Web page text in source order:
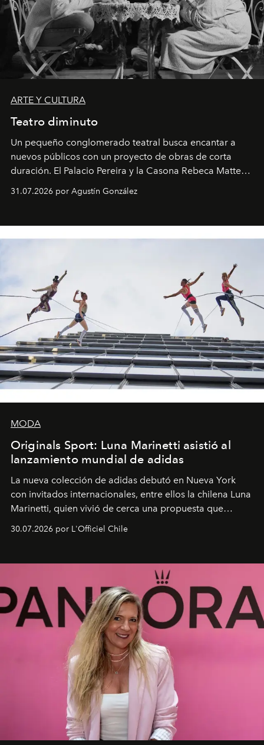
ARTE Y CULTURA
Teatro diminuto
Un pequeño conglomerado teatral busca encantar a
nuevos públicos con un proyecto de obras de corta
duración. El Palacio Pereira y la Casona Rebeca Matte
miniobras. Sus puestas en escena son limpias; ponen el
31.07.2026 por Agustín González
MODA
Originals Sport: Luna Marinetti asistió al
lanzamiento mundial de adidas
La nueva colección de adidas debutó en Nueva York
con invitados internacionales, entre ellos la chilena Luna
Marinetti, quien vivió de cerca una propuesta que
30.07.2026 por L'Officiel Chile